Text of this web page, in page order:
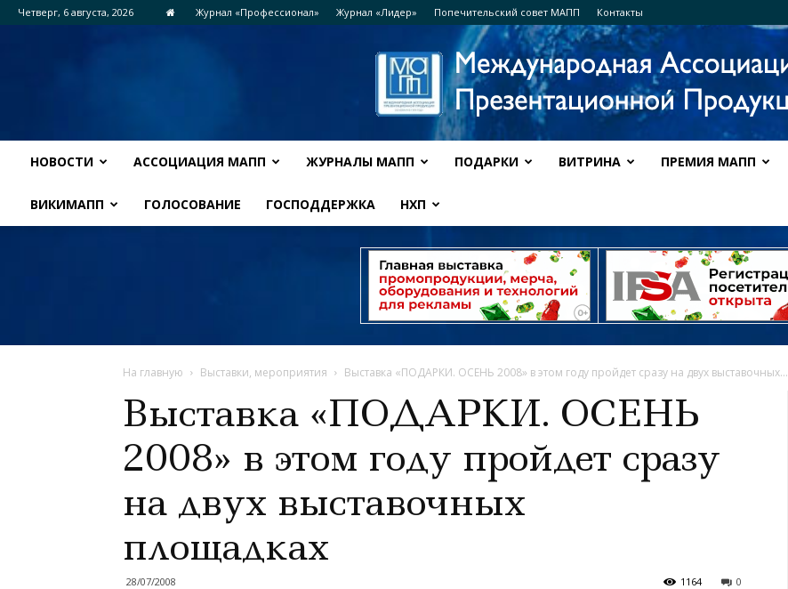
Четверг, 6 августа, 2026 Журнал «Профессионал» Журнал «Лидер» Попечительский совет МАПП Контакты
НОВОСТИ АССОЦИАЦИЯ МАПП ЖУРНАЛЫ МАПП ПОДАРКИ ВИТРИНА ПРЕМИЯ МАПП
ВИКИМАПП ГОЛОСОВАНИЕ ГОСПОДДЕРЖКА НХП
На главную Выставки, мероприятия Выставка «ПОДАРКИ. ОСЕНЬ 2008» в этом году пройдет сразу на двух выставочных...
Выставка «ПОДАРКИ. ОСЕНЬ
2008» в этом году пройдет сразу
на двух выставочных
площадках
28/07/2008 0
1164